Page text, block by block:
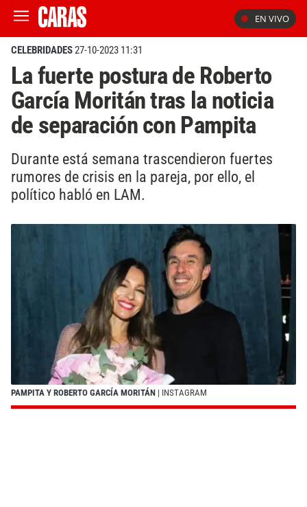
EN VIVO
CELEBRIDADES27-10-2023 11:31
La fuerte postura de Roberto
García Moritán tras la noticia
de separación con Pampita
Durante está semana trascendieron fuertes
rumores de crisis en la pareja, por ello, el
político habló en LAM.
PAMPITA Y ROBERTO GARCÍA MORITÁN | INSTAGRAM